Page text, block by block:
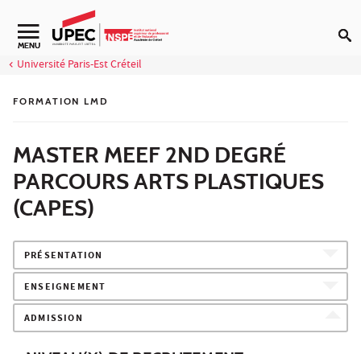
Aller au contenu
Navigation secondaire
MENU
Université Paris-Est Créteil
FORMATION LMD
MASTER MEEF 2ND DEGRÉ
PARCOURS ARTS PLASTIQUES
(CAPES)
PRÉSENTATION
ENSEIGNEMENT
ADMISSION